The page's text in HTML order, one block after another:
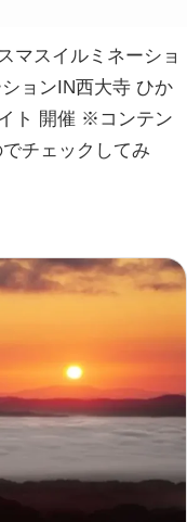
マスイルミネーショ
ョンIN西大寺 ひか
ト 開催 ※コンテン
チェックしてみ